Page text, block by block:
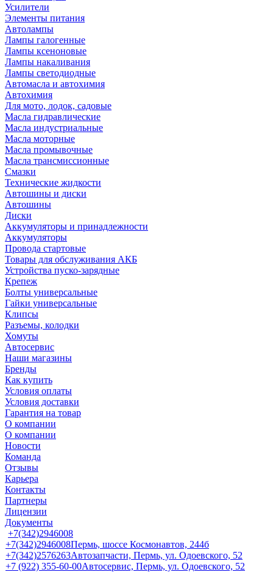
Усилители
Элементы питания
Автолампы
Лампы галогенные
Лампы ксеноновые
Лампы накаливания
Лампы светодиодные
Автомасла и автохимия
Автохимия
Для мото, лодок, садовые
Масла гидравлические
Масла индустриальные
Масла моторные
Масла промывочные
Масла трансмиссионные
Смазки
Технические жидкости
Автошины и диски
Автошины
Диски
Аккумуляторы и принадлежности
Аккумуляторы
Провода стартовые
Товары для обслуживания АКБ
Устройства пуско-зарядные
Крепеж
Болты универсальные
Гайки универсальные
Клипсы
Разъемы, колодки
Хомуты
Автосервис
Наши магазины
Бренды
Как купить
Условия оплаты
Условия доставки
Гарантия на товар
О компании
О компании
Новости
Команда
Отзывы
Карьера
Контакты
Партнеры
Лицензии
Документы
+7(342)2946008
+7(342)2946008Пермь, шоссе Космонавтов, 244б
+7(342)2576263Автозапчасти, Пермь, ул. Одоевского, 52
+7 (922) 355-60-00Автосервис, Пермь, ул. Одоевского, 52